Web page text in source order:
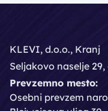
KLEVI, d.o.o., Kranj
Seljakovo naselje
Prevzemno mesto:
Osebni prevzem